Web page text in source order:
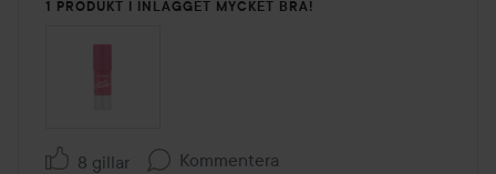
1 PRODUKT I INLÄGGET MYCKET BRA!
8 gillar Kommentera